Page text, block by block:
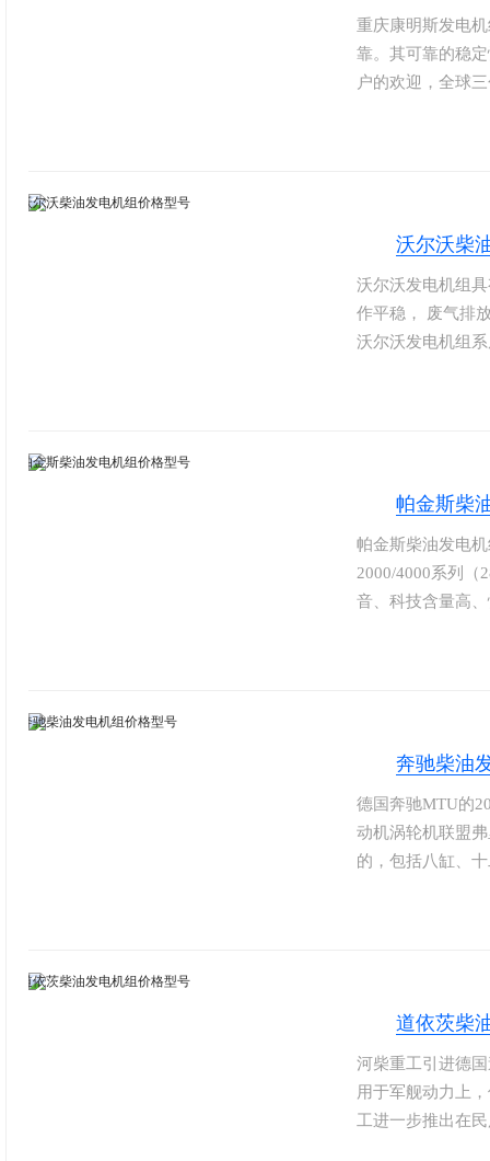
重庆康明斯发电
靠。其可靠的稳
户的欢迎，全球
沃尔沃柴
沃尔沃发电机组
作平稳， 废气排
沃尔沃发电机组
帕金斯柴
帕金斯柴油发电
2000/4000系列（
音、科技含量高
奔驰柴油
德国奔驰MTU的
动机涡轮机联盟
的，包括八缸、
道依茨柴
河柴重工引进德
用于军舰动力上
工进一步推出在